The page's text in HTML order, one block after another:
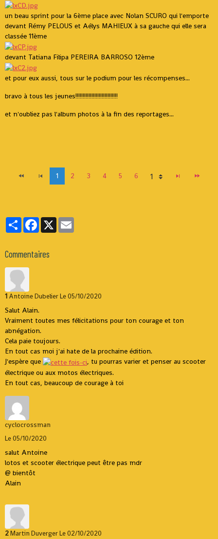
un beau sprint pour la 6ème place avec Nolan SCURO qui l'emporte
devant Rémy PELOUS et Aélys MAHIEUX à sa gauche qui elle sera
classée 11ème
devant Tatiana Filipa PEREIRA BARROSO 12ème
et pour eux aussi, tous sur le podium pour les récompenses...
bravo à tous les jeunes!!!!!!!!!!!!!!!!!!!!!!!!!!!!!
et n'oubliez pas l'album photos à la fin des reportages...
1 2 3 4 5 6
PartagerFacebook
X
Commentaires
1 Antoine DubelierLe 05/10/2020
Salut Alain.
Vraiment toutes mes félicitations pour ton courage et ton
abnégation.
Cela paie toujours.
En tout cas moi j'ai hate de la prochaine édition.
J'espère que
, tu pourras varier et penser au scooter
électrique ou aux motos électriques.
En tout cas, beaucoup de courage à toi
cyclocrossman
Le 05/10/2020
salut Antoine
lotos et scooter électrique peut être pas mdr
@ bientôt
Alain
2Martin DuvergerLe 02/10/2020